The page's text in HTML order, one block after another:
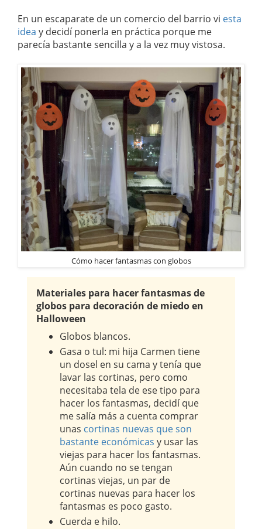
En un escaparate de un comercio del barrio vi esta
idea y decidí ponerla en práctica porque me
parecía bastante sencilla y a la vez muy vistosa.
Cómo hacer fantasmas con globos
Materiales para hacer fantasmas de
globos para decoración de miedo en
Halloween
Globos blancos.
Gasa o tul: mi hija Carmen tiene
un dosel en su cama y tenía que
lavar las cortinas, pero como
necesitaba tela de ese tipo para
hacer los fantasmas, decidí que
me salía más a cuenta comprar
unas cortinas nuevas que son
bastante económicas y usar las
viejas para hacer los fantasmas.
Aún cuando no se tengan
cortinas viejas, un par de
cortinas nuevas para hacer los
fantasmas es poco gasto.
Cuerda e hilo.